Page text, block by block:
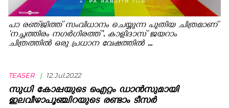
പാ രഞ്‍ജിത്ത് സംവിധാനം ചെയ്യുന്ന പുതിയ ചിത്രമാണ്
'നച്ചത്തിരം നഗര്‍ഗിരത്ത്'. കാളിദാസ് ജയറാം
ചിത്രത്തില്‍ ഒരു പ്രധാന വേഷത്തില്‍ ...
TEASER | 12.Jul.2022
സുധി കോപ്പയുടെ ഐറ്റം ഡാന്‍സുമായി
ഇലവീഴാപൂഞ്ചിറയുടെ രണ്ടാം ടീസര്‍